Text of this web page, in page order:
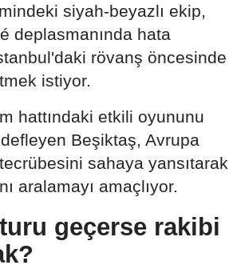
siyah-beyazlı ekip,
deplasmanında hata
rövanş öncesinde
istiyor.
hattındaki etkili oyununu
Beşiktaş, Avrupa
sahaya yansıtarak
aralamayı amaçlıyor.
geçerse rakibi